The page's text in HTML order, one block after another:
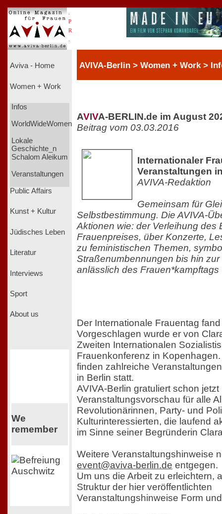
P
R
Aviva - Home
Women + Work
Infos
WorldWideWomen
Lokale
Geschichte_n
Schalom Aleikum
Veranstaltungen
Public Affairs
Kunst + Kultur
Jüdisches Leben
Literatur
Interviews
Sport
About us
We
remember
AVIVA-Berlin > Women + Work >
AVIVA-BERLIN.de im August
Beitrag vom 03.03.2016
Internationaler
Veranstaltungen
AVIVA-Redaktion
Gemeinsam für
Selbstbestimmung. Die AVIVA-
Aktionen wie: der Verleihung des
Frauenpreises, über Konzerte,
zu feministischen Themen,
Straßenumbennungen bis hin
anlässlich des Frauen*kampftags
Der Internationale Frauentag
Vorgeschlagen wurde er von
Zweiten Internationalen
Frauenkonferenz in
finden zahlreiche
in Berlin statt.
AVIVA-Berlin gratuliert schon jetzt
Veranstaltungsvorschau für alle
Revolutionärinnen, Party- und
Kulturinteressierten, die laufend
im Sinne seiner Begründerin
Weitere Veranstaltungshinweise
event@aviva-berlin.de entgegen.
Um uns die Arbeit zu erleichtern,
Struktur der hier veröffentlichten
Veranstaltungshinweise Form